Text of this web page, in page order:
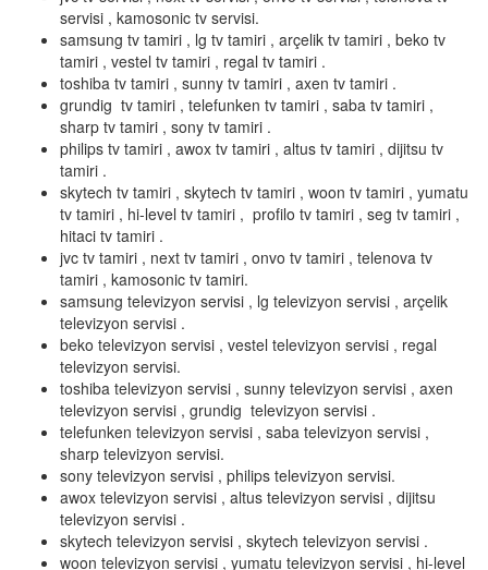
servisi , kamosonic tv servisi.
samsung tv tamiri , lg tv tamiri , arçelik tv tamiri , beko tv
tamiri , vestel tv tamiri , regal tv tamiri .
toshiba tv tamiri , sunny tv tamiri , axen tv tamiri .
grundig tv tamiri , telefunken tv tamiri , saba tv tamiri ,
sharp tv tamiri , sony tv tamiri .
philips tv tamiri , awox tv tamiri , altus tv tamiri , dijitsu tv
tamiri .
skytech tv tamiri , skytech tv tamiri , woon tv tamiri , yumatu
tv tamiri , hi-level tv tamiri , profilo tv tamiri , seg tv tamiri ,
hitaci tv tamiri .
jvc tv tamiri , next tv tamiri , onvo tv tamiri , telenova tv
tamiri , kamosonic tv tamiri.
samsung televizyon servisi , lg televizyon servisi , arçelik
televizyon servisi .
beko televizyon servisi , vestel televizyon servisi , regal
televizyon servisi.
toshiba televizyon servisi , sunny televizyon servisi , axen
televizyon servisi , grundig televizyon servisi .
telefunken televizyon servisi , saba televizyon servisi ,
sharp televizyon servisi.
sony televizyon servisi , philips televizyon servisi.
awox televizyon servisi , altus televizyon servisi , dijitsu
televizyon servisi .
skytech televizyon servisi , skytech televizyon servisi .
woon televizyon servisi , yumatu televizyon servisi , hi-level